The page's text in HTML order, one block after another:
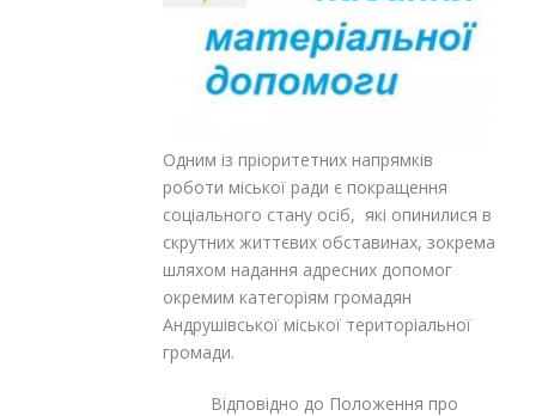
Одним із пріоритетних напрямків
роботи міської ради є покращення
соцiального стану осiб, якi опинилися в
скрутних життєвих обставинах, зокрема
шляхом надання адресних допомог
окремим категоріям громадян
Андрушівської міської територіальної
громади.
Відповідно до Положення про